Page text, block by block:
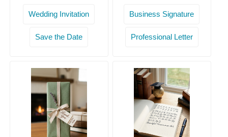
Wedding Invitation
Save the Date
Business Signature
Professional Letter